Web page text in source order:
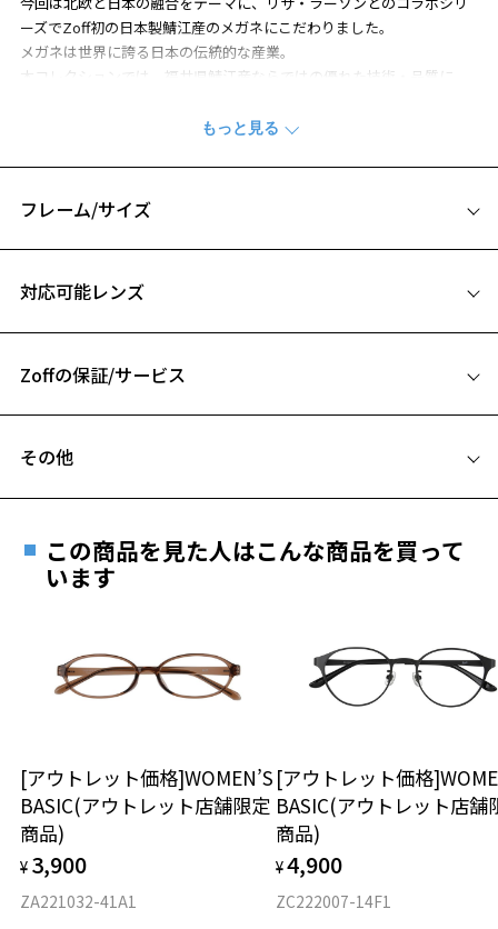
お気に入り
ーズでZoff初の日本製鯖江産のメガネにこだわりました。
メガネは世界に誇る日本の伝統的な産業。
本コレクションでは、福井県鯖江産ならではの優れた技術・品質に、
【MIKEY (マイキー)】
■COMBINATION (ボストン)
テンプル(つる)にはしなやかで軽い用β-チタンを採用することで、かけ
エコ素材や日本製チタンへこだわり、フレームのフロントには、環境
いチタン素材を使用。
※マイキーver.にはマイキーが、ハリネズミver.にはハリネズミのデザ
インがそれぞれ施されています。
全てのフレームに、70％再生材を使用したオリジナルケースと100％再
※柄や色味の出方に個体差があり、画像と異なる場合がございます。
Zoff meets LISA LARSON ページをみる
※アウトレット商品は、販売から一定期間経過した商品などです。キ
ズ、汚れなどがあるB級品ではございません。
フレーム/サイズ
B ブリッジ(鼻部分)の横幅：19mm
仕上がり寸法
D 仕上がりの横幅：約135mm
E 仕上がりの縦幅：約46mm
対応可能レンズ
フレームとレンズの合計料金を知りたい方へ
Zoffの保証/サービス
安心1 フレーム１年間品質保証
きます。
※保証期間内に交換が行われた場合、保証期間は初期の期間から
安心2 視力測定無料
視力の変化を早めに発見するために、定期的な視
力測定をおすすめいたします。
安心3 かかり具合調整無料
その他
ご希望のお客さまは、「レンズ交換券」をお選びのうえ、
最寄りのZoff実店舗にてレンズをお買い求めください。
※サングラスやパッケージ品では「レンズ交換券」はお選び
談ください。
オンラインストアでフレームのみ購入して、
実店舗で度付きにできます
ご購入時に「レンズ交換券」をお選びいただくと、実店舗で
度数を測定のうえ、度付きレンズ（標準セットレンズ）へ無
料交換いただけます。
この商品を見た人はこんな商品を買って
います
[アウトレット価格]WOMEN’S
BASIC(アウトレット店舗限定
商品)
¥ 3,900
ZA221032-41A1
[アウトレット価格
BASIC(アウトレット店舗
商品)
¥4,900
ZC222007-14F1